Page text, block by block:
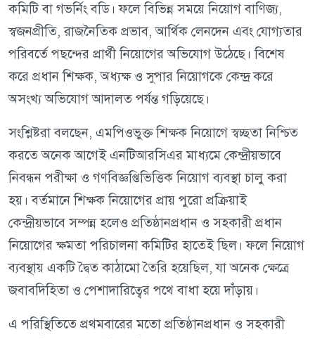
কমিটি বা গভর্নিং বডি। ফলে বিভিন্ন সময়ে নিয়োগ বাণিজ্য,
স্বজনপ্রীতি, রাজনৈতিক প্রভাব, আর্থিক লেনদেন এবং যোগ্যতার
পরিবর্তে পছন্দের প্রার্থী নিয়োগের অভিযোগ উঠেছে। বিশেষ
করে প্রধান শিক্ষক, অধ্যক্ষ ও সুপার নিয়োগকে কেন্দ্র করে
অসংখ্য অভিযোগ আদালত পর্যন্ত গড়িয়েছে।
সংশ্লিষ্টরা বলছেন, এমপিওভুক্ত শিক্ষক নিয়োগে স্বচ্ছতা নিশ্চিত
করতে অনেক আগেই এনটিআরসিএর মাধ্যমে কেন্দ্রীয়ভাবে
নিবন্ধন পরীক্ষা ও গণবিজ্ঞপ্তিভিত্তিক নিয়োগ ব্যবস্থা চালু করা
হয়। বর্তমানে শিক্ষক নিয়োগের প্রায় পুরো প্রক্রিয়াই
কেন্দ্রীয়ভাবে সম্পন্ন হলেও প্রতিষ্ঠানপ্রধান ও সহকারী প্রধান
নিয়োগের ক্ষমতা পরিচালনা কমিটির হাতেই ছিল। ফলে নিয়োগ
ব্যবস্থায় একটি দ্বৈত কাঠামো তৈরি হয়েছিল, যা অনেক ক্ষেত্রে
জবাবদিহিতা ও পেশাদারিত্বের পথে বাধা হয়ে দাঁড়ায়।
এ পরিস্থিতিতে প্রথমবারের মতো প্রতিষ্ঠানপ্রধান ও সহকারী